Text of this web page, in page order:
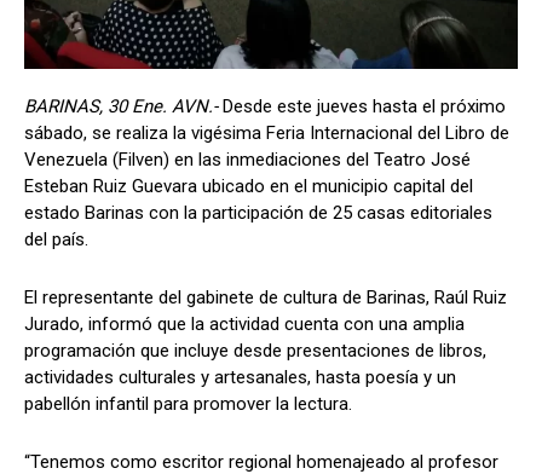
BARINAS, 30 Ene. AVN.-Desde este jueves hasta el próximo
sábado, se realiza la vigésima Feria Internacional del Libro de
Venezuela (Filven) en las inmediaciones del Teatro José
Esteban Ruiz Guevara ubicado en el municipio capital del
estado Barinas con la participación de 25 casas editoriales
del país.
El representante del gabinete de cultura de Barinas, Raúl Ruiz
Jurado, informó que la actividad cuenta con una amplia
programación que incluye desde presentaciones de libros,
actividades culturales y artesanales, hasta poesía y un
pabellón infantil para promover la lectura.
“Tenemos como escritor regional homenajeado al profesor